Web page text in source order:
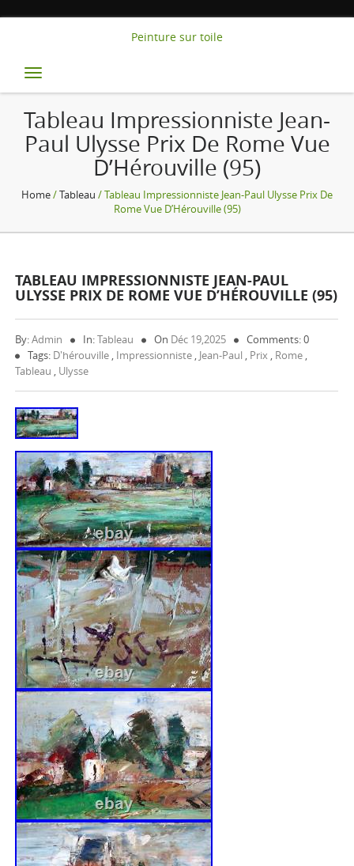
Peinture sur toile
Toggle
navigation
Tableau Impressionniste Jean-
Paul Ulysse Prix De Rome Vue
D’Hérouville (95)
Home/Tableau / Tableau Impressionniste Jean-Paul Ulysse Prix De
Rome Vue D’Hérouville (95)
TABLEAU IMPRESSIONNISTE JEAN-PAUL
ULYSSE PRIX DE ROME VUE D’HÉROUVILLE (95)
By:Admin In:Tableau On Déc 19,2025
Comments: 0
Tags: D'hérouville , Impressionniste , Jean-Paul , Prix , Rome ,
Tableau , Ulysse